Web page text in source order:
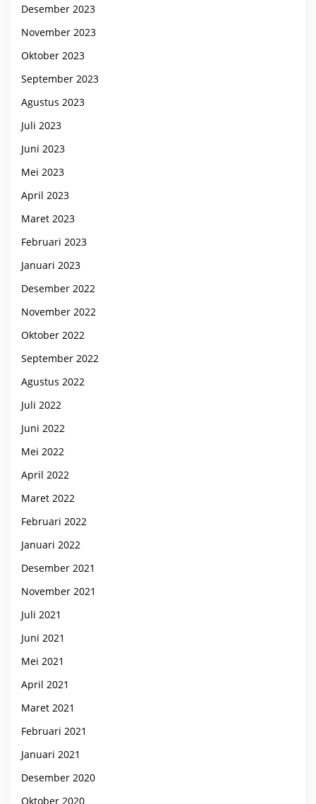
Desember 2023
November 2023
Oktober 2023
September 2023
Agustus 2023
Juli 2023
Juni 2023
Mei 2023
April 2023
Maret 2023
Februari 2023
Januari 2023
Desember 2022
November 2022
Oktober 2022
September 2022
Agustus 2022
Juli 2022
Juni 2022
Mei 2022
April 2022
Maret 2022
Februari 2022
Januari 2022
Desember 2021
November 2021
Juli 2021
Juni 2021
Mei 2021
April 2021
Maret 2021
Februari 2021
Januari 2021
Desember 2020
Oktober 2020